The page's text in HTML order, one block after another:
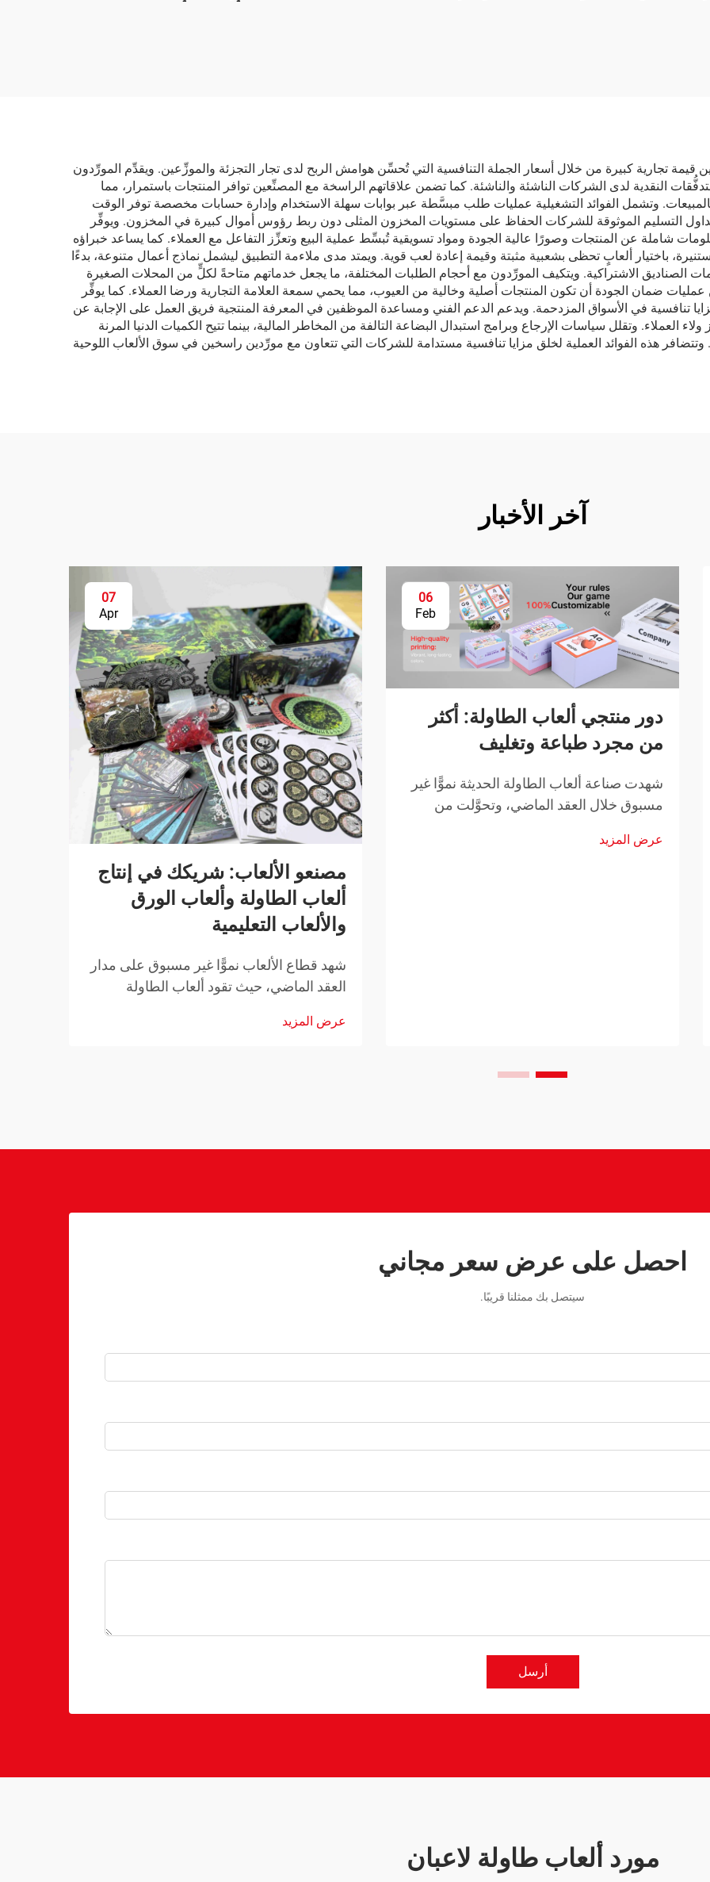
قيمة تجارية كبيرة من خلال أسعار الجملة التنافسية التي تُحسِّن هوامش الربح لدى تجار التجزئة والموزِّعين. ويقدِّم المورِّدون
النقدية لدى الشركات الناشئة والناشئة. كما تضمن علاقاتهم الراسخة مع المصنِّعين توافر المنتجات باستمرار، مما
وتشمل الفوائد التشغيلية عمليات طلب مبسَّطة عبر بوابات سهلة الاستخدام وإدارة حسابات مخصصة توفر الوقت
التسليم الموثوقة للشركات الحفاظ على مستويات المخزون المثلى دون ربط رؤوس أموال كبيرة في المخزون. ويوفِّر
شاملة عن المنتجات وصورًا عالية الجودة ومواد تسويقية تُبسِّط عملية البيع وتعزِّز التفاعل مع العملاء. كما يساعد خبراؤه
باختيار ألعابٍ تحظى بشعبية مثبتة وقيمة إعادة لعب قوية. ويمتد مدى ملاءمة التطبيق ليشمل نماذج أعمال متنوعة، بدءًا
الصناديق الاشتراكية. ويتكيف المورِّدون مع أحجام الطلبات المختلفة، ما يجعل خدماتهم متاحةً لكلٍّ من المحلات الصغيرة
ضمان الجودة أن تكون المنتجات أصلية وخالية من العيوب، مما يحمي سمعة العلامة التجارية ورضا العملاء. كما يوفِّر
تنافسية في الأسواق المزدحمة. ويدعم الدعم الفني ومساعدة الموظفين في المعرفة المنتجية فريق العمل على الإجابة عن
العملاء. وتقلل سياسات الإرجاع وبرامج استبدال البضاعة التالفة من المخاطر المالية، بينما تتيح الكميات الدنيا المرنة
هذه الفوائد العملية لخلق مزايا تنافسية مستدامة للشركات التي تتعاون مع مورِّدين راسخين في سوق الألعاب اللوحية
آخر الأخبار
06
Feb
دور منتجي ألعاب الطاولة: أكثر
من مجرد طباعة وتغليف
شهدت صناعة ألعاب الطاولة الحديثة نموًّا غير
مسبوق خلال العقد الماضي، وتحوَّلت من
ووراء كل لعبة لوحة ناجحة تكمن شبكة معقَّدة
عرض المزيد
07
Apr
مصنعو الألعاب: شريكك في إنتاج
ألعاب الطاولة وألعاب الورق
والألعاب التعليمية
شهد قطاع الألعاب نموًّا غير مسبوق على مدار
العقد الماضي، حيث تقود ألعاب الطاولة
الرامية إلى جمع العائلات والمجتمعات معًا.
عرض المزيد
احصل على عرض سعر مجاني
سيتصل بك ممثلنا قريبًا.
أرسل
مورد ألعاب طاولة لاعبان